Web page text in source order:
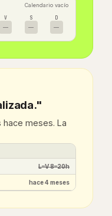
Calendario vacío
V
—
S
—
D
—
meses. La
L–V 8–20h
hace 4 meses